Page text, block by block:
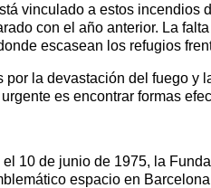
vinculado a estos
con el año anterior. La
escasean los refugios
por la devastación del fuego
es encontrar formas
10 de junio de 1975, la
espacio en